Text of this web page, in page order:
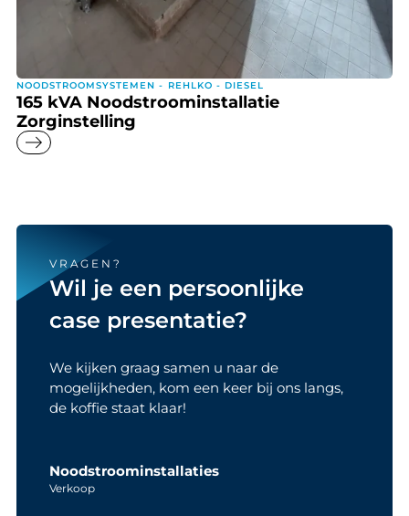
NOODSTROOMSYSTEMEN - REHLKO - DIESEL
165 kVA Noodstroominstallatie
Zorginstelling
east
VRAGEN?
Wil je een persoonlijke
case presentatie?
We kijken graag samen u naar de
mogelijkheden, kom een keer bij ons langs,
de koffie staat klaar!
Noodstroominstallaties
Verkoop